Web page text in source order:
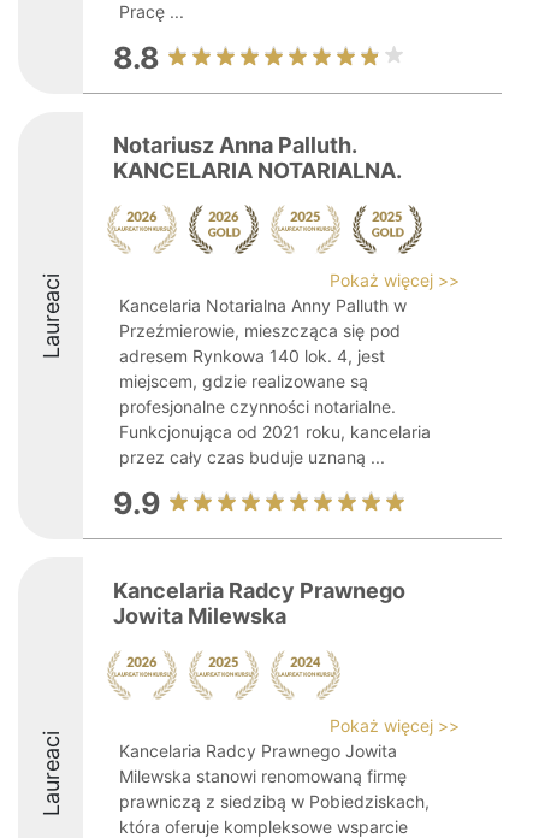
Pracę ...
8.8
Laureaci
Notariusz Anna Palluth.
KANCELARIA NOTARIALNA.
Pokaż więcej >>
Kancelaria Notarialna Anny Palluth w
Przeźmierowie, mieszcząca się pod
adresem Rynkowa 140 lok. 4, jest
miejscem, gdzie realizowane są
profesjonalne czynności notarialne.
Funkcjonująca od 2021 roku, kancelaria
przez cały czas buduje uznaną ...
9.9
Laureaci
Kancelaria Radcy Prawnego
Jowita Milewska
Pokaż więcej >>
Kancelaria Radcy Prawnego Jowita
Milewska stanowi renomowaną firmę
prawniczą z siedzibą w Pobiedziskach,
która oferuje kompleksowe wsparcie